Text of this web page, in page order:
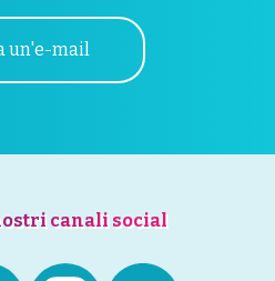
un'e-mail
canali social